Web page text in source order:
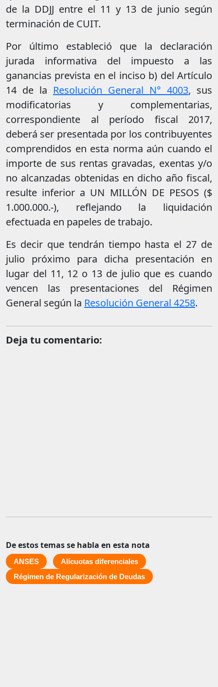
de la DDJJ entre el 11 y 13 de junio según
terminación de CUIT.
Por último estableció que la declaración
jurada informativa del impuesto a las
ganancias prevista en el inciso b) del Artículo
14 de la Resolución General N° 4003, sus
modificatorias y complementarias,
correspondiente al período fiscal 2017,
deberá ser presentada por los contribuyentes
comprendidos en esta norma aún cuando el
importe de sus rentas gravadas, exentas y/o
no alcanzadas obtenidas en dicho año fiscal,
resulte inferior a UN MILLÓN DE PESOS ($
1.000.000.-), reflejando la liquidación
efectuada en papeles de trabajo.
Es decir que tendrán tiempo hasta el 27 de
julio próximo para dicha presentación en
lugar del 11, 12 o 13 de julio que es cuando
vencen las presentaciones del Régimen
General según la Resolución General 4258.
Deja tu comentario:
De estos temas se habla en esta nota
ANSES
Alícuotas diferenciales
Régimen de Regularización de Deudas